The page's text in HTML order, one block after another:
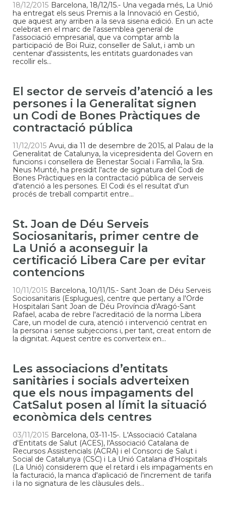
18/12/2015 Barcelona, 18/12/15.- Una vegada més, La Unió
ha entregat els seus Premis a la Innovació en Gestió,
que aquest any arriben a la seva sisena edició. En un acte
celebrat en el marc de l'assemblea general de
l'associació empresarial, que va comptar amb la
participació de Boi Ruiz, conseller de Salut, i amb un
centenar d'assistents, les entitats guardonades van
recollir els...
El sector de serveis d’atenció a les
persones i la Generalitat signen
un Codi de Bones Pràctiques de
contractació pública
11/12/2015 Avui, dia 11 de desembre de 2015, al Palau de la
Generalitat de Catalunya, la vicepresidenta del Govern en
funcions i consellera de Benestar Social i Família, la Sra.
Neus Munté, ha presidit l'acte de signatura del Codi de
Bones Pràctiques en la contractació pública de serveis
d'atenció a les persones. El Codi és el resultat d'un
procés de treball compartit entre...
St. Joan de Déu Serveis
Sociosanitaris, primer centre de
La Unió a aconseguir la
certificació Libera Care per evitar
contencions
10/11/2015 Barcelona, 10/11/15.- Sant Joan de Déu Serveis
Sociosanitaris (Esplugues), centre que pertany a l'Orde
Hospitalari Sant Joan de Déu Província d'Aragó-Sant
Rafael, acaba de rebre l'acreditació de la norma Libera
Care, un model de cura, atenció i intervenció centrat en
la persona i sense subjeccions i, per tant, creat entorn de
la dignitat. Aquest centre es converteix en...
Les associacions d’entitats
sanitàries i socials adverteixen
que els nous impagaments del
CatSalut posen al límit la situació
econòmica dels centres
03/11/2015 Barcelona, 03-11-15-. L'Associació Catalana
d'Entitats de Salut (ACES), l'Associació Catalana de
Recursos Assistencials (ACRA) i el Consorci de Salut i
Social de Catalunya (CSC) i La Unió Catalana d'Hospitals
(La Unió) considerem que el retard i els impagaments en
la facturació, la manca d'aplicació de l'increment de tarifa
i la no signatura de les clàusules dels...